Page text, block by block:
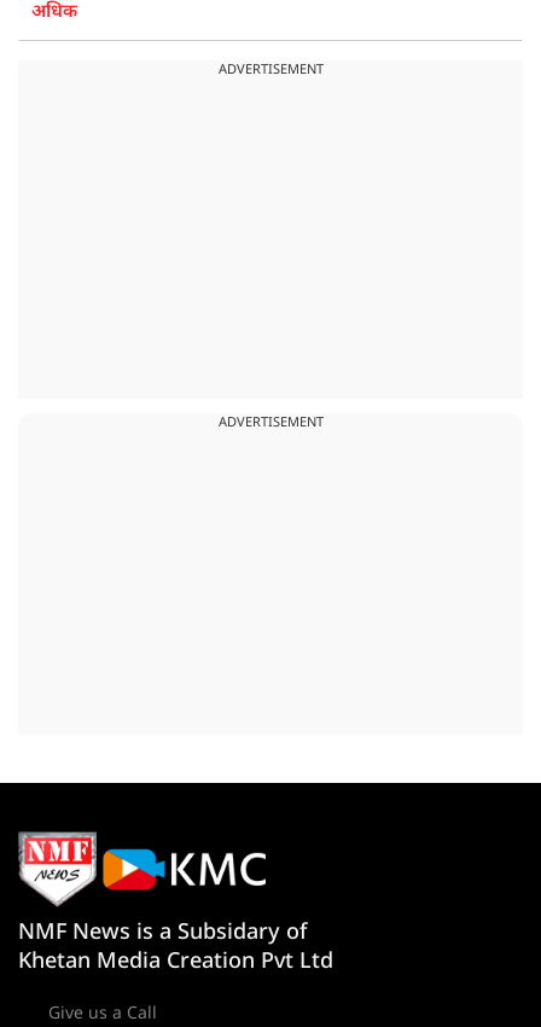
अधिक
ADVERTISEMENT
ADVERTISEMENT
NMF News is a Subsidary of
Khetan Media Creation Pvt Ltd
Give us a Call